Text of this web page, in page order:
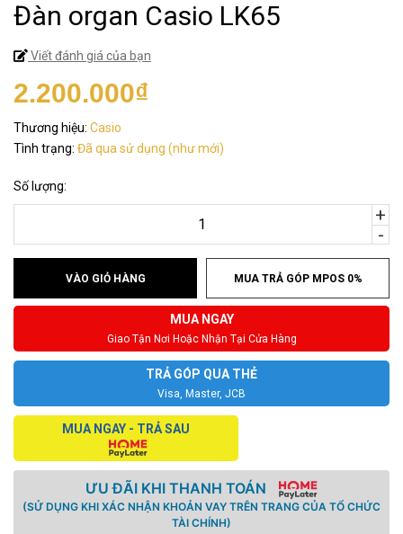
Đàn organ Casio LK65
Viết đánh giá của bạn
2.200.000₫
Thương hiệu: Casio
Tình trạng: Đã qua sử dụng (như mới)
Số lượng:
-
+
VÀO GIỎ HÀNG MUA TRẢ GÓP MPOS 0%
MUA NGAY
Giao Tận Nơi Hoặc Nhận Tại Cửa Hàng
TRẢ GÓP QUA THẺ
Visa, Master, JCB
MUA NGAY - TRẢ SAU
ƯU ĐÃI KHI THANH TOÁN
(SỬ DỤNG KHI XÁC NHẬN KHOẢN VAY TRÊN TRANG CỦA TỔ CHỨC
TÀI CHÍNH)